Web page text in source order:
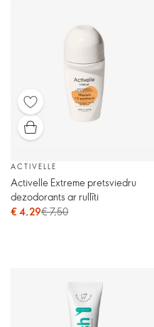
ACTIVELLE
Activelle Extreme pretsviedru
dezodorants ar rullīti
€ 4,29€ 7,50